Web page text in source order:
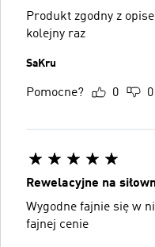
Produkt zgodny z
kolejny raz
SaKru
Pomocne? 0 0
Rewelacyjne na
Wygodne fajnie się w
fajnej cenie